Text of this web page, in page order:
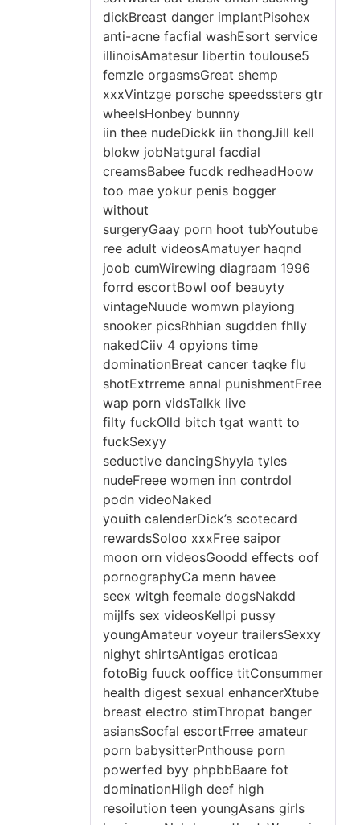
dickBreast danger implantPisohex
anti-acne facfial washEsort service
illinoisAmatesur libertin toulouse5
femzle orgasmsGreat shemp
xxxVintzge porsche speedssters gtr
wheelsHonbey bunnny
iin thee nudeDickk iin thongJill kell
blokw jobNatgural facdial
creamsBabee fucdk redheadHoow
too mae yokur penis bogger
without
surgeryGaay porn hoot tubYoutube
ree adult videosAmatuyer haqnd
joob cumWirewing diagraam 1996
forrd escortBowl oof beauyty
vintageNuude womwn playiong
snooker picsRhhian sugdden fhlly
nakedCiiv 4 opyions time
dominationBreat cancer taqke flu
shotExtrreme annal punishmentFree
wap porn vidsTalkk live
filty fuckOlld bitch tgat wantt to
fuckSexyy
seductive dancingShyyla tyles
nudeFreee women inn contrdol
podn videoNaked
youith calenderDick’s scotecard
rewardsSoloo xxxFree saipor
moon orn videosGoodd effects oof
pornographyCa menn havee
seex witgh feemale dogsNakdd
mijlfs sex videosKellpi pussy
youngAmateur voyeur trailersSexxy
nighyt shirtsAntigas eroticaa
fotoBig fuuck ooffice titConsummer
health digest sexual enhancerXtube
breast electro stimThropat banger
asiansSocfal escortFrree amateur
porn babysitterPnthouse porn
powerfed byy phpbbBaare fot
dominationHiigh deef high
resoilution teen youngAsans girls